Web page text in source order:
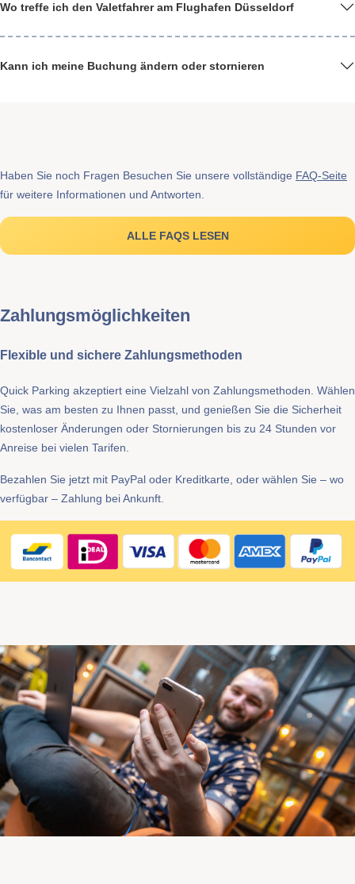
Wo treffe ich den Valetfahrer am Flughafen Düsseldorf
Kann ich meine Buchung ändern oder stornieren
Haben Sie noch Fragen Besuchen Sie unsere vollständige FAQ-Seite
für weitere Informationen und Antworten.
ALLE FAQS LESEN
Zahlungsmöglichkeiten
Flexible und sichere Zahlungsmethoden
Quick Parking akzeptiert eine Vielzahl von Zahlungsmethoden. Wählen
Sie, was am besten zu Ihnen passt, und genießen Sie die Sicherheit
kostenloser Änderungen oder Stornierungen bis zu 24 Stunden vor
Anreise bei vielen Tarifen.
Bezahlen Sie jetzt mit PayPal oder Kreditkarte, oder wählen Sie – wo
verfügbar – Zahlung bei Ankunft.